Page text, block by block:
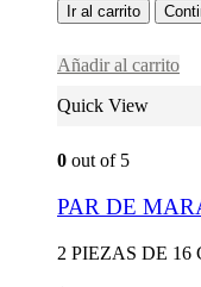
Ir al carrito
Añadir al carrito
Quick View
0 out of 5
PAR DE
2 PIEZAS DE 16